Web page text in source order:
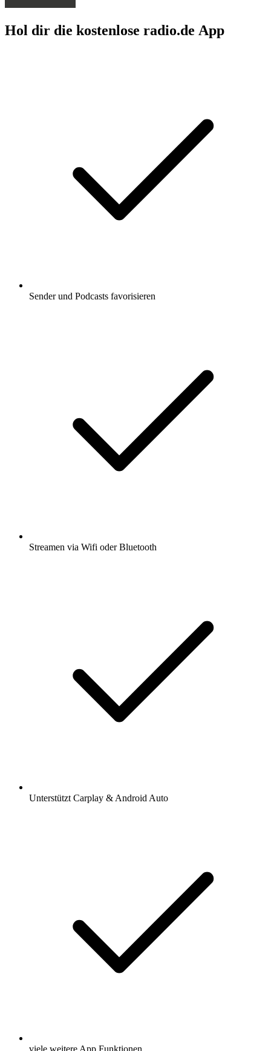
Hol dir die kostenlose radio.de App
Sender und Podcasts favorisieren
Streamen via Wifi oder Bluetooth
Unterstützt Carplay & Android Auto